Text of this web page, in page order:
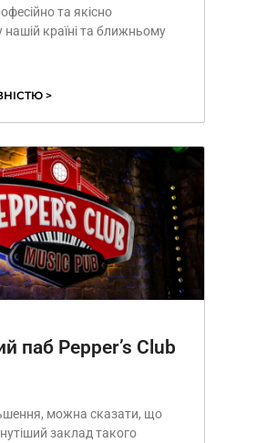
та якісно
країні та ближньому
>
паб Pepper’s Club
можна сказати, що
заклад такого